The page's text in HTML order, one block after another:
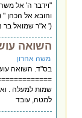
"וידבר ה' אל
והובא אל הכהן
(' א"ר שמואל בר
השואה
משה אהרון
בס"ד. השואה
שמות למעלה .
למטה, עובד